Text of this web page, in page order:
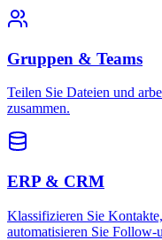
Gruppen & Teams
Teilen Sie Dateien und
zusammen.
ERP & CRM
Klassifizieren Sie
automatisieren Sie Follow-